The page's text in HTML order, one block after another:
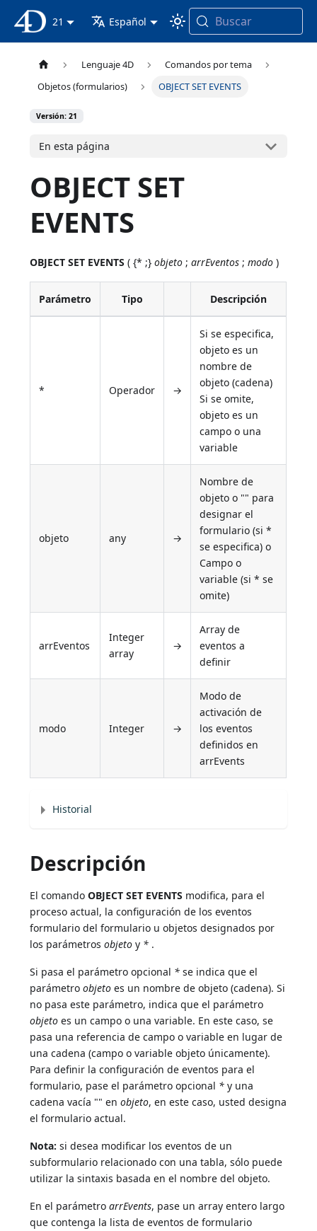
Documentación 4D
21 Español Buscar
Lenguaje 4D
Comandos por tema
Objetos (formularios)
OBJECT SET EVENTS
Versión: 21
En esta página
OBJECT SET
EVENTS
OBJECT SET EVENTS ( {* ;}objeto ;arrEventos ;modo )
Parámetro Tipo Descripción
* Operador →
Si se especifica,
objeto es un
nombre de
objeto (cadena)
Si se omite,
objeto es un
campo o una
variable
objeto any →
Nombre de
objeto o "" para
designar el
formulario (si *
se especifica) o
Campo o
variable (si * se
omite)
arrEventos
Integer
array
→
Array de
eventos a
definir
modo Integer →
Modo de
activación de
los eventos
definidos en
arrEvents
Historial
Descripción
El comandoOBJECT SET EVENTS modifica, para el
proceso actual, la configuración de los eventos
formulario del formulario u objetos designados por
los parámetrosobjeto y * .
Si pasa el parámetro opcional * se indica que el
parámetroobjeto es un nombre de objeto (cadena). Si
no pasa este parámetro, indica que el parámetro
objeto es un campo o una variable. En este caso, se
pasa una referencia de campo o variable en lugar de
una cadena (campo o variable objeto únicamente).
Para definir la configuración de eventos para el
formulario, pase el parámetro opcional * y una
cadena vacía "" enobjeto, en este caso, usted designa
el formulario actual.
Nota: si desea modificar los eventos de un
subformulario relacionado con una tabla, sólo puede
utilizar la sintaxis basada en el nombre del objeto.
En el parámetroarrEvents, pase un array entero largo
que contenga la lista de eventos de formulario